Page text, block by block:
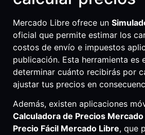
Mercado Libre ofrece un
oficial que permite estimar los
costos de envío e impuestos
publicación. Esta herramienta es
determinar cuánto recibirás por
ajustar tus precios en
Además, existen aplicaciones
Calculadora de Precios Mercado
Precio Fácil Mercado Libre, que